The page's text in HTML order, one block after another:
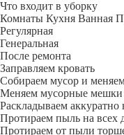
Что входит в уборку
Регу­лярная
Гене­ральная
После ремонта
Заправляем кровать
Собираем мусор и
Меняем мусорные мешки
Раскладываем аккуратно
Протираем пыль на всех
Протираем от пыли